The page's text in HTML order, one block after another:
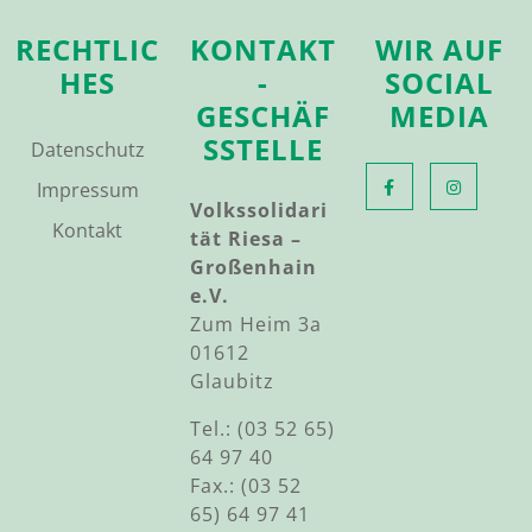
RECHTLIC
HES
Datenschutz
Impressum
Kontakt
KONTAKT
-
GESCHÄF
SSTELLE
Volkssolidari
tät Riesa –
Großenhain
e.V.
Zum Heim 3a
01612
Glaubitz
Tel.: (03 52 65)
64 97 40
Fax.: (03 52
65) 64 97 41
WIR AUF
SOCIAL
MEDIA